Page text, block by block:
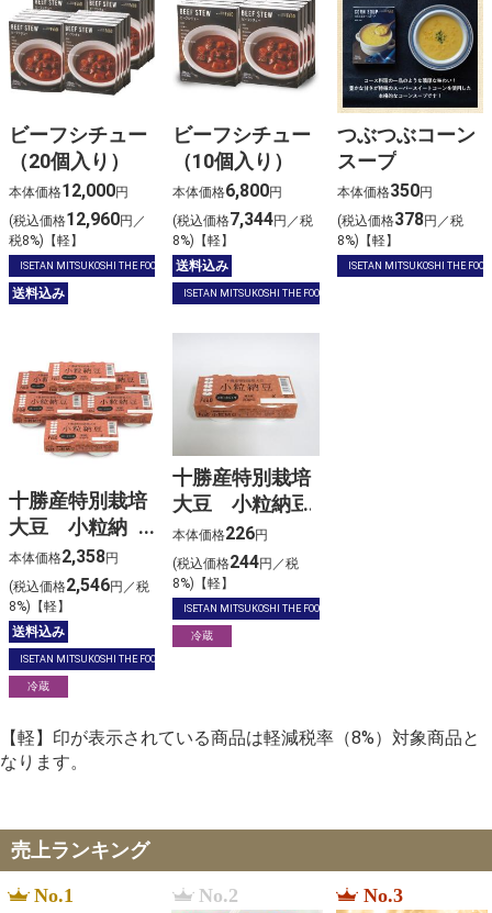
ビーフシチュー
（20個入り）
本体価格12,000円
(税込価格12,960円／
税8%)【軽】
ISETAN MITSUKOSHI THE FOOD
送料込み
ビーフシチュー
（10個入り）
本体価格6,800円
(税込価格7,344円／税
8%)【軽】
送料込み
ISETAN MITSUKOSHI THE FOOD
つぶつぶコーン
スープ
本体価格350円
(税込価格378円／税
8%)【軽】
ISETAN MITSUKOSHI THE FOOD
十勝産特別栽培
大豆 小粒納
豆 6個セット
本体価格2,358円
(税込価格2,546円／税
8%)【軽】
送料込み
ISETAN MITSUKOSHI THE FOOD
冷蔵
十勝産特別栽培
大豆 小粒納豆
本体価格226円
(税込価格244円／税
8%)【軽】
ISETAN MITSUKOSHI THE FOOD
冷蔵
【軽】印が表示されている商品は軽減税率（8%）対象商品と
なります。
売上ランキング
No.1 No.2 No.3